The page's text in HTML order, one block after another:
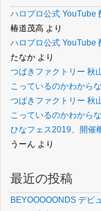
ハロプロ公式 YouTube
椿道茂高 より
ハロプロ公式 YouTube
たなか より
つばきファクトリー 秋
こっているのかわから
つばきファクトリー 秋
こっているのかわから
ひなフェス2019、開催
うーん より
最近の投稿
BEYOOOOONDS デビ